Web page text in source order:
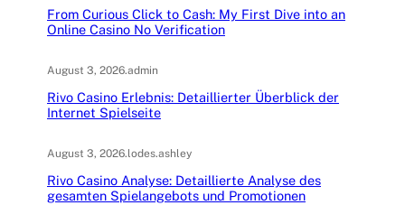
From Curious Click to Cash: My First Dive into an
Online Casino No Verification
August 3, 2026.admin
Rivo Casino Erlebnis: Detaillierter Überblick der
Internet Spielseite
August 3, 2026.lodes.ashley
Rivo Casino Analyse: Detaillierte Analyse des
gesamten Spielangebots und Promotionen